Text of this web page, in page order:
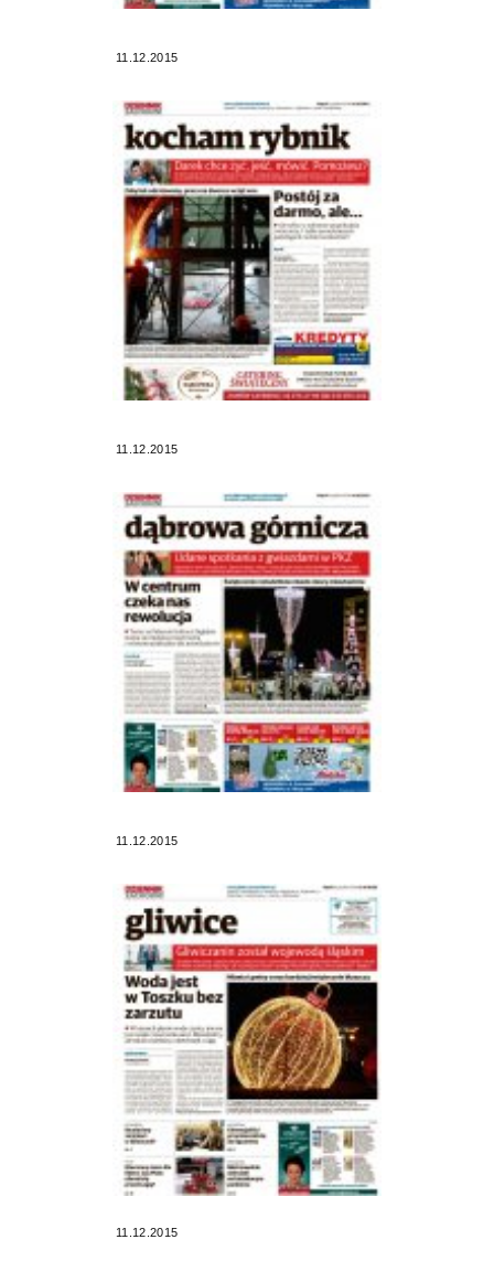
11.12.2015
11.12.2015
11.12.2015
11.12.2015